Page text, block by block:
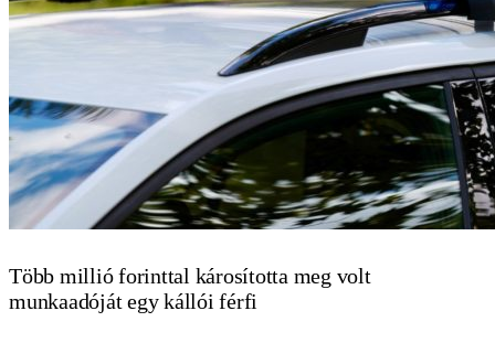
Több millió forinttal károsította meg volt
munkaadóját egy kállói férfi